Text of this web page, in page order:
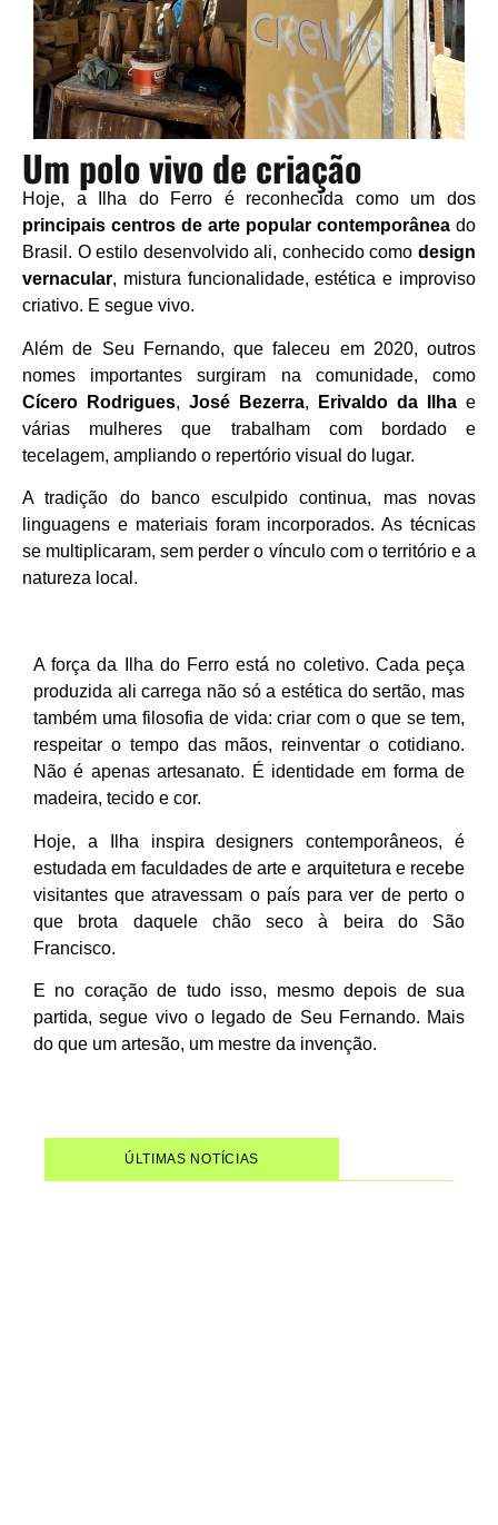
Um polo vivo de criação
Hoje, a Ilha do Ferro é reconhecida como um dos
principais centros de arte popular contemporânea do
Brasil. O estilo desenvolvido ali, conhecido como design
vernacular, mistura funcionalidade, estética e improviso
criativo. E segue vivo.
Além de Seu Fernando, que faleceu em 2020, outros
nomes importantes surgiram na comunidade, como
Cícero Rodrigues, José Bezerra, Erivaldo da Ilha e
várias mulheres que trabalham com bordado e
tecelagem, ampliando o repertório visual do lugar.
A tradição do banco esculpido continua, mas novas
linguagens e materiais foram incorporados. As técnicas
se multiplicaram, sem perder o vínculo com o território e a
natureza local.
A força da Ilha do Ferro está no coletivo. Cada peça
produzida ali carrega não só a estética do sertão, mas
também uma filosofia de vida: criar com o que se tem,
respeitar o tempo das mãos, reinventar o cotidiano.
Não é apenas artesanato. É identidade em forma de
madeira, tecido e cor.
Hoje, a Ilha inspira designers contemporâneos, é
estudada em faculdades de arte e arquitetura e recebe
visitantes que atravessam o país para ver de perto o
que brota daquele chão seco à beira do São
Francisco.
E no coração de tudo isso, mesmo depois de sua
partida, segue vivo o legado de Seu Fernando. Mais
do que um artesão, um mestre da invenção.
ÚLTIMAS NOTÍCIAS